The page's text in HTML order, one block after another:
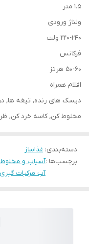
1.5 متر
ولتاژ ورودی
220-240 ولت
فرکانس
50-60 هرتز
اقلام همراه
دیسک های رنده, تیغه ها,
مخلوط کن, کاسه خرد کن,
دسته‌بندی: غذاساز
برچسب‌ها :آسیاب و
آب مرکبات گیری